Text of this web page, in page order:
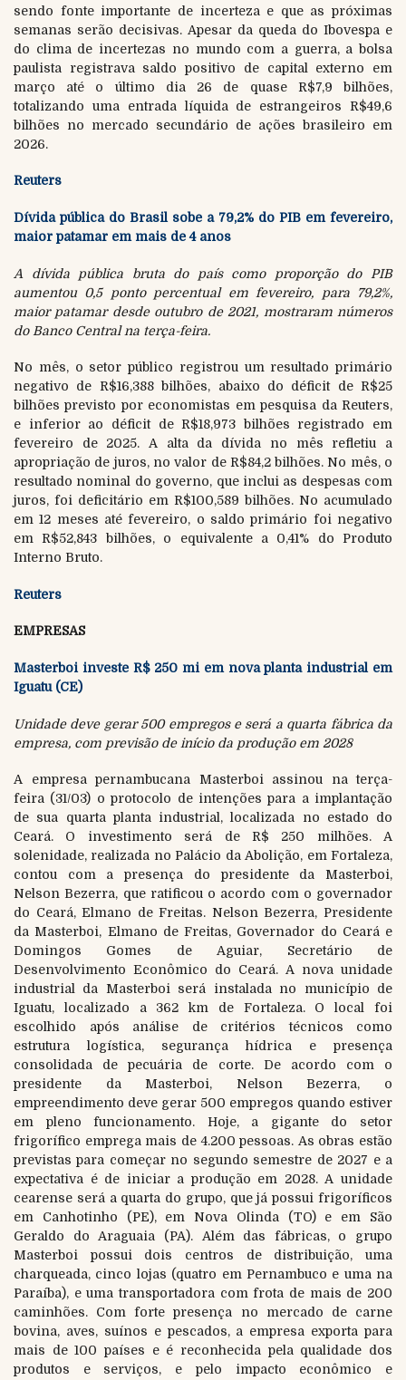
sendo fonte importante de incerteza e que as próximas
semanas serão decisivas. Apesar da queda do Ibovespa e
do clima de incertezas no mundo com a guerra, a bolsa
paulista registrava saldo positivo de capital externo em
março até o último dia 26 de quase R$7,9 bilhões,
totalizando uma entrada líquida de estrangeiros R$49,6
bilhões no mercado secundário de ações brasileiro em
2026.
Reuters
Dívida pública do Brasil sobe a 79,2% do PIB em fevereiro,
maior patamar em mais de 4 anos
A dívida pública bruta do país como proporção do PIB
aumentou 0,5 ponto percentual em fevereiro, para 79,2%,
maior patamar desde outubro de 2021, mostraram números
do Banco Central na terça-feira.
No mês, o setor público registrou um resultado primário
negativo de R$16,388 bilhões, abaixo do déficit de R$25
bilhões previsto por economistas em pesquisa da Reuters,
e inferior ao déficit de R$18,973 bilhões registrado em
fevereiro de 2025. A alta da dívida no mês refletiu a
apropriação de juros, no valor de R$84,2 bilhões. No mês, o
resultado nominal do governo, que inclui as despesas com
juros, foi deficitário em R$100,589 bilhões. No acumulado
em 12 meses até fevereiro, o saldo primário foi negativo
em R$52,843 bilhões, o equivalente a 0,41% do Produto
Interno Bruto.
Reuters
EMPRESAS
Masterboi investe R$ 250 mi em nova planta industrial em
Iguatu (CE)
Unidade deve gerar 500 empregos e será a quarta fábrica da
empresa, com previsão de início da produção em 2028
A empresa pernambucana Masterboi assinou na terça-
feira (31/03) o protocolo de intenções para a implantação
de sua quarta planta industrial, localizada no estado do
Ceará. O investimento será de R$ 250 milhões. A
solenidade, realizada no Palácio da Abolição, em Fortaleza,
contou com a presença do presidente da Masterboi,
Nelson Bezerra, que ratificou o acordo com o governador
do Ceará, Elmano de Freitas. Nelson Bezerra, Presidente
da Masterboi, Elmano de Freitas, Governador do Ceará e
Domingos Gomes de Aguiar, Secretário de
Desenvolvimento Econômico do Ceará. A nova unidade
industrial da Masterboi será instalada no município de
Iguatu, localizado a 362 km de Fortaleza. O local foi
escolhido após análise de critérios técnicos como
estrutura logística, segurança hídrica e presença
consolidada de pecuária de corte. De acordo com o
presidente da Masterboi, Nelson Bezerra, o
empreendimento deve gerar 500 empregos quando estiver
em pleno funcionamento. Hoje, a gigante do setor
frigorífico emprega mais de 4.200 pessoas. As obras estão
previstas para começar no segundo semestre de 2027 e a
expectativa é de iniciar a produção em 2028. A unidade
cearense será a quarta do grupo, que já possui frigoríficos
em Canhotinho (PE), em Nova Olinda (TO) e em São
Geraldo do Araguaia (PA). Além das fábricas, o grupo
Masterboi possui dois centros de distribuição, uma
charqueada, cinco lojas (quatro em Pernambuco e uma na
Paraíba), e uma transportadora com frota de mais de 200
caminhões. Com forte presença no mercado de carne
bovina, aves, suínos e pescados, a empresa exporta para
mais de 100 países e é reconhecida pela qualidade dos
produtos e serviços, e pelo impacto econômico e